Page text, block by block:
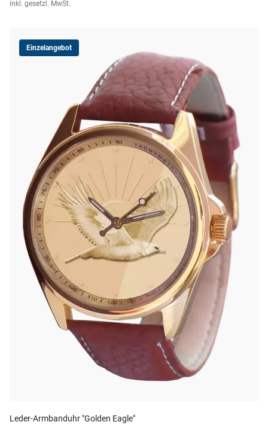
inkl. gesetzl. MwSt.
Einzelangebot
Leder-Armbanduhr "Golden Eagle"